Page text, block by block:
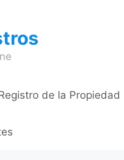
de la Propiedad